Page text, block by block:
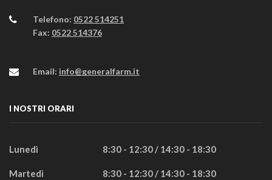
Telefono: 0522 514251
Fax: 0522 514376
Email: info@generalfarm.it
I NOSTRI ORARI
Lunedì 8:30 - 12:30 / 14:30 - 18:30
Martedì 8:30 - 12:30 / 14:30 - 18:30